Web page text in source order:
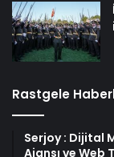
Rastgele
Serjoy : Dijital
Ajansı ve Web